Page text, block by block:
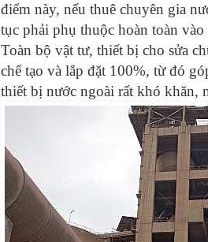
điểm này, nếu thuê chuyên gia
tục phải phụ thuộc hoàn toàn
Toàn bộ vật tư, thiết bị cho sửa
chế tạo và lắp đặt 100%, từ đó
thiết bị nước ngoài rất khó khăn,